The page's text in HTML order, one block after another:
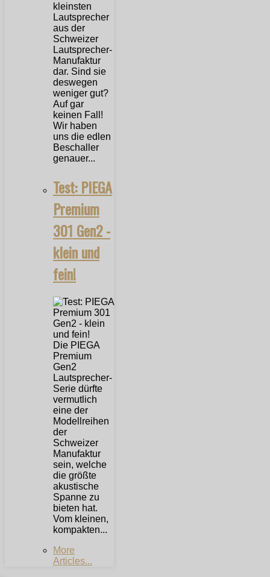
kleinsten
Lautsprecher
aus der
Schweizer
Lautsprecher-
Manufaktur
dar. Sind sie
deswegen
weniger gut?
Auf gar
keinen Fall!
Wir haben
uns die edlen
Beschaller
genauer...
Test: PIEGA
Premium
301 Gen2 -
klein und
fein!
Die PIEGA
Premium
Gen2
Lautsprecher-
Serie dürfte
vermutlich
eine der
Modellreihen
der
Schweizer
Manufaktur
sein, welche
die größte
akustische
Spanne zu
bieten hat.
Vom kleinen,
kompakten...
More
Articles...